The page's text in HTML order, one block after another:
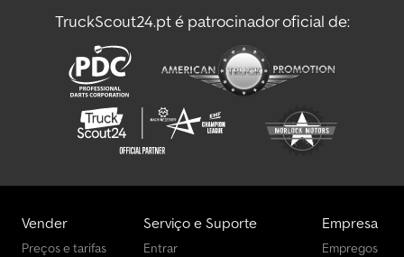
Magirus Deutz Cama Plana/Tarp
Magirus Deutz Caminhões
Magirus Deutz Descarregamento De Dumpers Por Rolo
Magirus Deutz M Caminhões
Man Carro Vintage
TruckScout24.pt é patrocinador oficial de:
Vender
Preços e tarifas
Serviço e Suporte
Entrar
Empresa
Empregos